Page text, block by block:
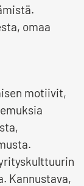
omaa
motiivit,
Kannustava,